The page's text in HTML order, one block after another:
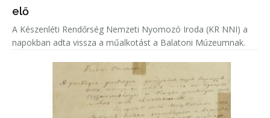
elő
A Készenléti Rendőrség Nemzeti Nyomozó Iroda (KR NNI) a
napokban adta vissza a műalkotást a Balatoni Múzeumnak.